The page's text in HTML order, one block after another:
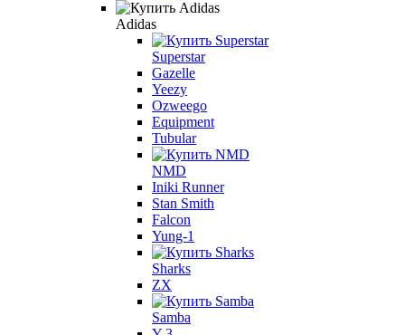
Adidas
Superstar
Gazelle
Yeezy
Ozweego
Equipment
Tubular
NMD
Iniki Runner
Stan Smith
Falcon
Yung-1
Sharks
ZX
Samba